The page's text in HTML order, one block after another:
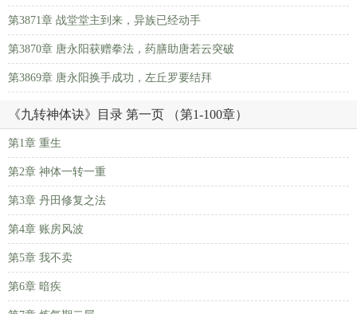
第3871章 战堂堂主到来，异族已经动手
第3870章 唐永阳获赠拳法，药膳助唐若云突破
第3869章 唐永阳换手成功，左丘罗要结拜
《九转神体诀》目录 第一页 （第1-100章）
第1章 重生
第2章 神体一转一重
第3章 丹田修复之法
第4章 账房风波
第5章 我不卖
第6章 暗疾